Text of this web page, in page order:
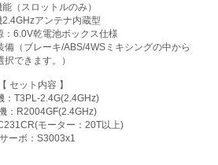
能（スロットルのみ）
2.4GHzアンテナ内蔵型
：6.0V乾電池ボックス仕様
備（ブレーキ/ABS/4WSミキシングの中から
択できます。）
【 セット内容 】
：T3PL-2.4G(2.4GHz)
：R2004GF(2.4GHz)
モーター：20T以上)
サーボ：S3003x1